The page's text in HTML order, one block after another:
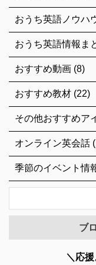
おうち英語ノウハ
おうち英語情報ま
おすすめ動画 (8)
おすすめ教材 (22)
その他おすすめア
オンライン英会話
季節のイベント情
ブ
＼応